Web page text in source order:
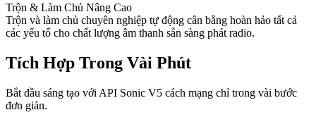
Trộn & Làm Chủ Nâng Cao
Trộn và làm chủ chuyên nghiệp tự động cân bằng hoàn hảo tất cả
các yếu tố cho chất lượng âm thanh sẵn sàng phát radio.
Tích Hợp Trong Vài Phút
Bắt đầu sáng tạo với API Sonic V5 cách mạng chỉ trong vài bước
đơn giản.